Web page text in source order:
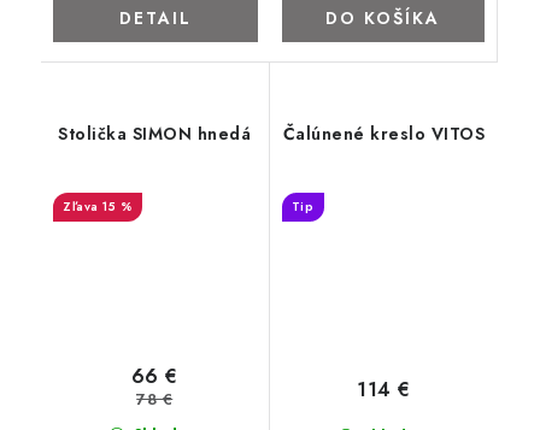
DETAIL DO KOŠÍKA
Stolička SIMON hnedá
15 %
66 €
78 €
Čalúnené kreslo VITOS
Tip
114 €